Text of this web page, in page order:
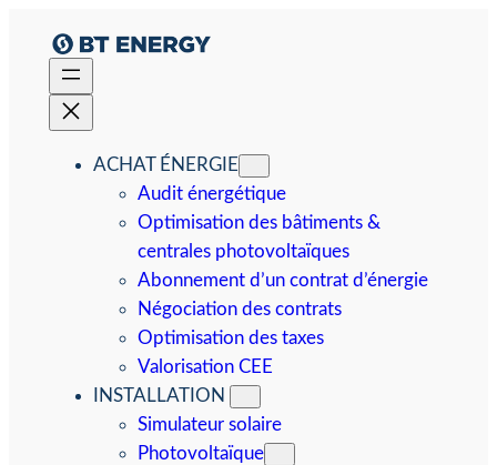
contenu
ACHAT ÉNERGIE
Audit énergétique
Optimisation des bâtiments &
centrales photovoltaïques
Abonnement d’un contrat d’énergie
Négociation des contrats
Optimisation des taxes
Valorisation CEE
INSTALLATION
Simulateur solaire
Photovoltaïque